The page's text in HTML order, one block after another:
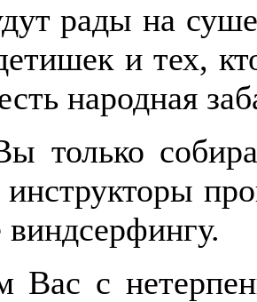
рады на
и тех,
народная
только
виндсерфингу.
с